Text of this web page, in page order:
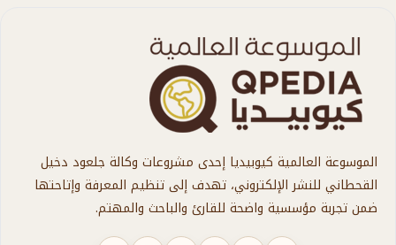
الموسوعة العالمية كيوبيديا إحدى مشروعات وكالة جلعود دخيل
القحطاني للنشر الإلكتروني، تهدف إلى تنظيم المعرفة وإتاحتها
ضمن تجربة مؤسسية واضحة للقارئ والباحث والمهتم.